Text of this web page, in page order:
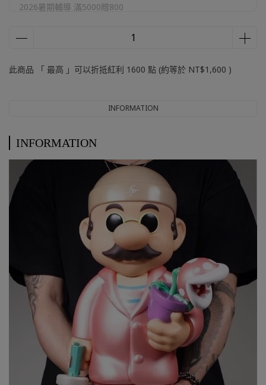
2026暑期輔導 滿5000贈800
官網加購區
此商品 「 最高 」可以折抵紅利 1600 點 (約等於 NT$1,600 )
INFORMATION
INFORMATION